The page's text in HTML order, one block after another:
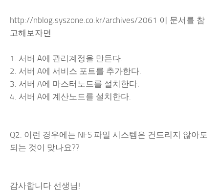
http://nblog.syszone.co.kr/archives/2061 이 문서를 참
고해보자면
1. 서버 A에 관리계정을 만든다.
2. 서버 A에 서비스 포트를 추가한다.
3. 서버 A에 마스터노드를 설치한다.
4. 서버 A에 계산노드를 설치한다.
Q2. 이런 경우에는 NFS 파일 시스템은 건드리지 않아도
되는 것이 맞나요??
감사합니다 선생님!